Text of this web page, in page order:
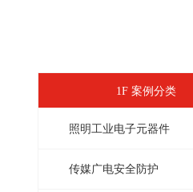
1F 案例分类
照明工业电子元器件
传媒广电安全防护